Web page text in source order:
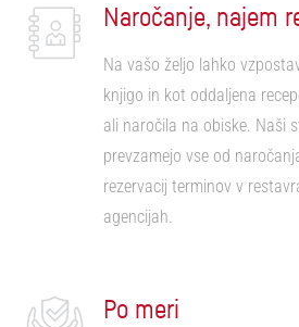
Naročanje, najem
Na vašo željo lahko
knjigo in kot oddaljena
ali naročila na obiske. Naši
prevzamejo vse od
rezervacij terminov v
agencijah.
Po meri